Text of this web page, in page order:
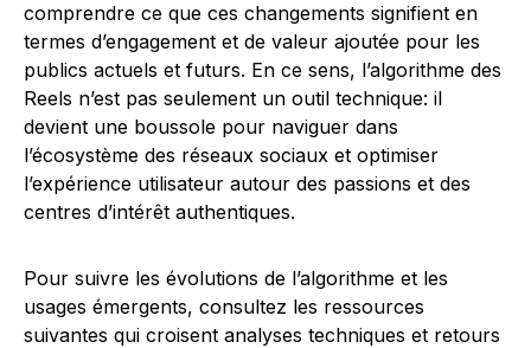
comprendre ce que ces changements signifient en
termes d’engagement et de valeur ajoutée pour les
publics actuels et futurs. En ce sens, l’algorithme des
Reels n’est pas seulement un outil technique: il
devient une boussole pour naviguer dans
l’écosystème des réseaux sociaux et optimiser
l’expérience utilisateur autour des passions et des
centres d’intérêt authentiques.
Pour suivre les évolutions de l’algorithme et les
usages émergents, consultez les ressources
suivantes qui croisent analyses techniques et retours